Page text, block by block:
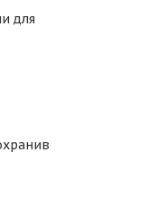
для